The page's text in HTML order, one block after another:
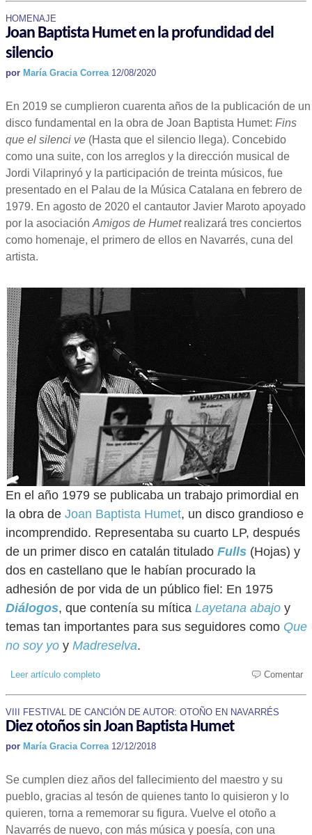
HOMENAJE
Joan Baptista Humet en la profundidad del
silencio
por María Gracia Correa12/08/2020
En 2019 se cumplieron cuarenta años de la publicación de un
disco fundamental en la obra de Joan Baptista Humet: Fins
que el silenci ve (Hasta que el silencio llega). Concebido
como una suite, con los arreglos y la dirección musical de
Jordi Vilaprinyó y la participación de treinta músicos, fue
presentado en el Palau de la Música Catalana en febrero de
1979. En agosto de 2020 el cantautor Javier Maroto apoyado
por la asociación Amigos de Humetrealizará tres conciertos
como homenaje, el primero de ellos en Navarrés, cuna del
artista.
En el año 1979 se publicaba un trabajo primordial en
la obra de Joan Baptista Humet, un disco grandioso e
incomprendido. Representaba su cuarto LP, después
de un primer disco en catalán titulado Fulls (Hojas) y
dos en castellano que le habían procurado la
adhesión de por vida de un público fiel: En 1975
Diálogos, que contenía su mítica Layetana abajo y
temas tan importantes para sus seguidores como Que
no soy yo y Madreselva.
Leer artículo completo Comentar
VIII FESTIVAL DE CANCIÓN DE AUTOR: OTOÑO EN NAVARRÉS
Diez otoños sin Joan Baptista Humet
por María Gracia Correa12/12/2018
Se cumplen diez años del fallecimiento del maestro y su
pueblo, gracias al tesón de quienes tanto lo quisieron y lo
quieren, torna a rememorar su figura. Vuelve el otoño a
Navarrés de nuevo, con más música y poesía, con una